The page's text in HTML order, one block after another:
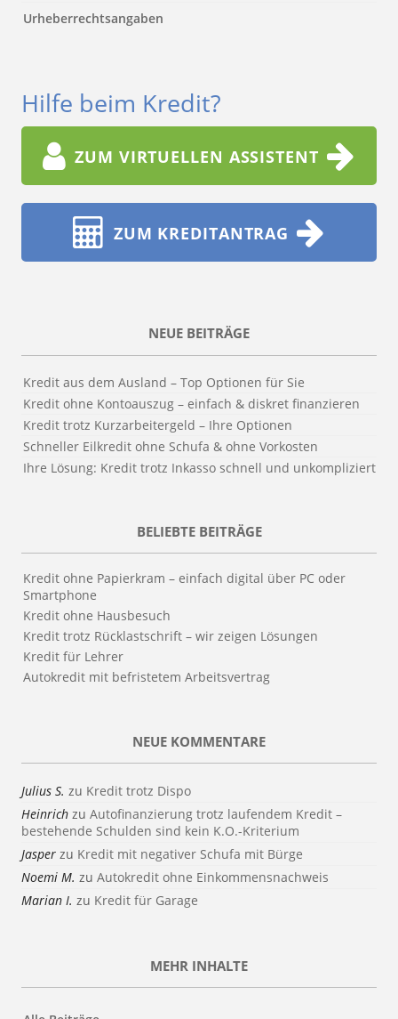
Urheberrechtsangaben
Hilfe beim Kredit?
ZUM VIRTUELLEN ASSISTENT
ZUM KREDITANTRAG
NEUE BEITRÄGE
Kredit aus dem Ausland – Top Optionen für Sie
Kredit ohne Kontoauszug – einfach & diskret finanzieren
Kredit trotz Kurzarbeitergeld – Ihre Optionen
Schneller Eilkredit ohne Schufa & ohne Vorkosten
Ihre Lösung: Kredit trotz Inkasso schnell und unkompliziert
BELIEBTE BEITRÄGE
Kredit ohne Papierkram – einfach digital über PC oder
Smartphone
Kredit ohne Hausbesuch
Kredit trotz Rücklastschrift – wir zeigen Lösungen
Kredit für Lehrer
Autokredit mit befristetem Arbeitsvertrag
NEUE KOMMENTARE
Julius S. zu Kredit trotz Dispo
Heinrich zu Autofinanzierung trotz laufendem Kredit –
bestehende Schulden sind kein K.O.-Kriterium
Jasper zu Kredit mit negativer Schufa mit Bürge
Noemi M. zu Autokredit ohne Einkommensnachweis
Marian I. zu Kredit für Garage
MEHR INHALTE